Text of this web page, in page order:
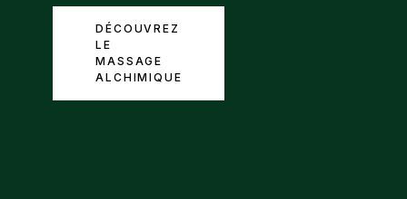
DÉCOUVREZ
LE
MASSAGE
ALCHIMIQUE